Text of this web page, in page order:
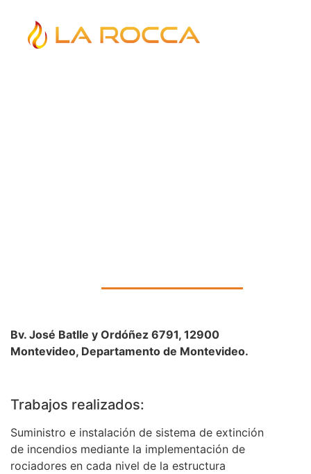
Bv. José Batlle y Ordóñez 6791, 12900
Montevideo, Departamento de Montevideo.
Trabajos realizados:
Suministro e instalación de sistema de extinción
de incendios mediante la implementación de
rociadores en cada nivel de la estructura